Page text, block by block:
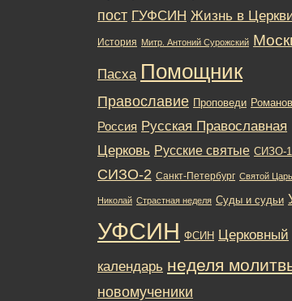
пост ГУФСИН Жизнь в
История Митр. Антоний Сурожский
Пасха Помощник
Православие Проповеди
Россия Русская Православная
Церковь Русские святые СИЗО-1
СИЗО-2 Санкт-Петербург Святой Царь
Николай Страстная неделя Суды и судьи
УФСИН ФСИН Церковный
календарь неделя
новомученики